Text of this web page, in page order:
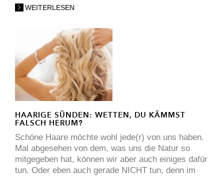
WEITERLESEN
HAARIGE SÜNDEN: WETTEN, DU KÄMMST
FALSCH HERUM?
Schöne Haare möchte wohl jede(r) von uns haben.
Mal abgesehen von dem, was uns die Natur so
mitgegeben hat, können wir aber auch einiges dafür
tun. Oder eben auch gerade NICHT tun, denn im